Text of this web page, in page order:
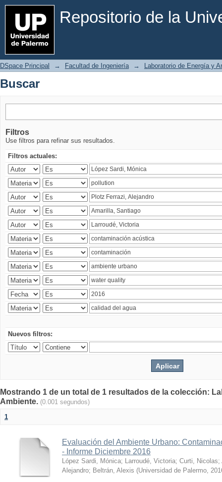
Repositorio de la
Buscar
DSpace Principal → Facultad de Ingeniería → Laboratorio de Energía y
Buscar
Filtros
Use filtros para refinar sus resultados.
Filtros actuales:
Nuevos filtros:
Mostrando 1 de un total de 1 resultados de la colección:
Ambiente. (0.001 segundos)
1
Evaluación del Ambiente Urbano:
- Informe Diciembre 2016
López Sardi, Mónica; Larroudé, Victoria; Curti, Nicolas;
Alejandro; Beltrán, Alexis (Universidad de Palermo,